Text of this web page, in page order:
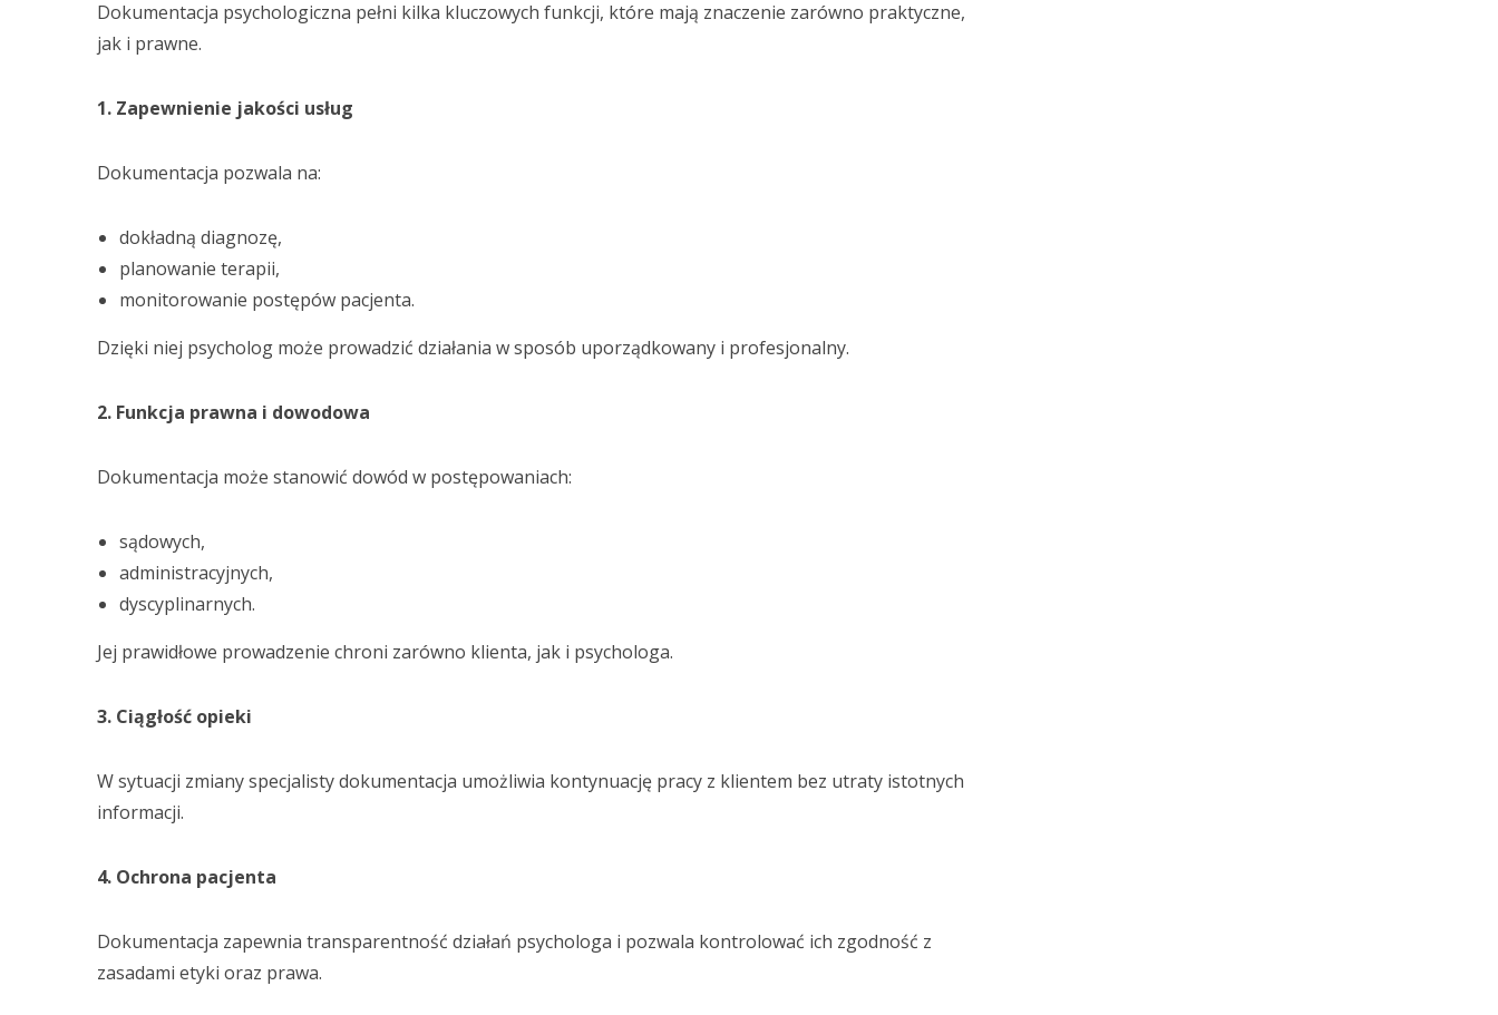
Dokumentacja psychologiczna pełni kilka kluczowych funkcji, które mają znaczenie zarówno praktyczne,
jak i prawne.
1. Zapewnienie jakości usług
Dokumentacja pozwala na:
dokładną diagnozę,
planowanie terapii,
monitorowanie postępów pacjenta.
Dzięki niej psycholog może prowadzić działania w sposób uporządkowany i profesjonalny.
2. Funkcja prawna i dowodowa
Dokumentacja może stanowić dowód w postępowaniach:
sądowych,
administracyjnych,
dyscyplinarnych.
Jej prawidłowe prowadzenie chroni zarówno klienta, jak i psychologa.
3. Ciągłość opieki
W sytuacji zmiany specjalisty dokumentacja umożliwia kontynuację pracy z klientem bez utraty istotnych
informacji.
4. Ochrona pacjenta
Dokumentacja zapewnia transparentność działań psychologa i pozwala kontrolować ich zgodność z
zasadami etyki oraz prawa.